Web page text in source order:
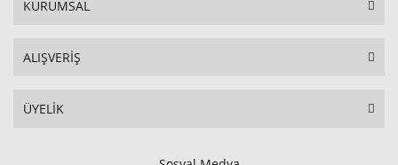
KURUMSAL
ALIŞVERİŞ
ÜYELİK